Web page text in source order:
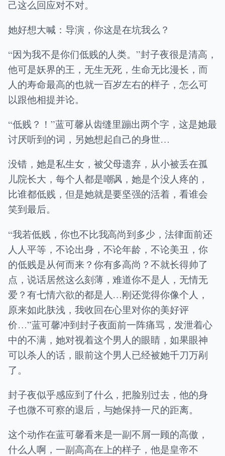
己这么回应对不对。
她好想大喊：导演，你这是在坑我么？
“因为我不是你们低贱的人类。”封子夜很是清高，
他可是妖界的王，无生无死，生命无比漫长，而
人的寿命最高的也就一百岁左右的样子，怎么可
以跟他相提并论。
“低贱？！”蓝可馨从齿缝里蹦出两个字，这是她最
讨厌听到的词，另她想起自己的身世…
没错，她是私生女，被父母遗弃，从小被丢在孤
儿院长大，每个人都是嘲讽，她是个没人疼的，
比谁都低贱，但是她就是要坚强的活着，看谁会
笑到最后。
“我若低贱，你也不比我高尚到多少，法律面前还
人人平等，不论出身，不论年龄，不论美丑，你
的低贱是从何而来？你有多高尚？不就长得帅了
点，说话居然这么刻薄，难道你不是人，无情无
爱？有七情六欲的都是人…刚还觉得你像个人，
原来如此肤浅，我收回在心里对你的美好评
价…”蓝可馨冲到封子夜面前一阵痛骂，发泄着心
中的不满，她对视着这个男人的眼睛，如果眼神
可以杀人的话，眼前这个男人已经被她千刀万剐
了。
封子夜似乎感应到了什么，把脸别过去，他的身
子也微不可察的退后，与她保持一尺的距离。
这个动作在蓝可馨看来是一副不屑一顾的高傲，
什么人啊，一副高高在上的样子，他是皇帝不